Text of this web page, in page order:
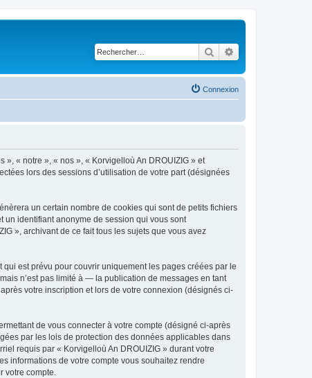
Rechercher
Connexion
« notre », « nos », « Korvigelloù An DROUIZIG » et
lors des sessions d’utilisation de votre part (désignées
un certain nombre de cookies qui sont de petits fichiers
un identifiant anonyme de session qui vous sont
», archivant de ce fait tous les sujets que vous avez
est prévu pour couvrir uniquement les pages créées par le
n’est pas limité à — la publication de messages en tant
votre inscription et lors de votre connexion (désignés ci-
de vous connecter à votre compte (désigné ci-après
par les lois de protection des données applicables dans
requis par « Korvigelloù An DROUIZIG » durant votre
informations de votre compte vous souhaitez rendre
compte.